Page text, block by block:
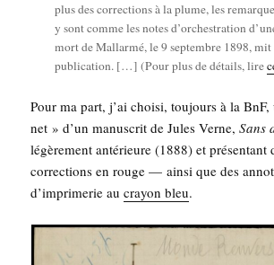
plus des cor­rec­tions à la plume, les
y sont comme les notes d’orchestration
mort de Mal­lar­mé, le 9 sep­tembre 1898, mit
publi­ca­tion. […] (Pour plus de détails, lire
Pour ma part, j’ai choi­si, tou­jours à la BnF,
net » d’un manus­crit de Jules Verne,Sans
légè­re­ment anté­rieure (1888) et pré­sen­tant
cor­rec­tions en rouge — ain­si que des
d’im­pri­me­rie aucrayon bleu.